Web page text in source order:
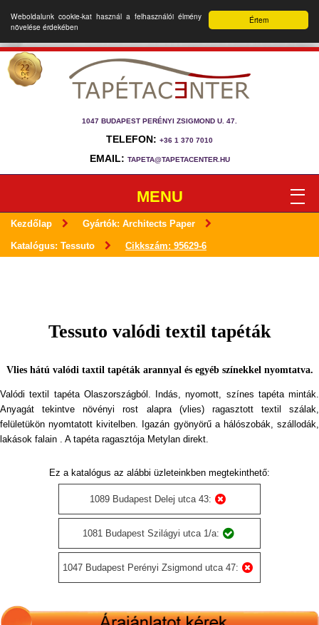
Értem
Weboldalunk cookie-kat használ a felhasználói élmény
növelése érdekében
1047 BUDAPEST PERÉNYI ZSIGMOND U. 47.
TELEFON: +36 1 370 7010
EMAIL: TAPETA@TAPETACENTER.HU
MENU
Kezdőlap Gyártók: Architects Paper
Katalógus: Tessuto Cikkszám: 95629-6
Tessuto valódi textil tapéták
Vlies hátú valódi taxtil tapéták arannyal és egyéb színekkel nyomtatva.
Valódi textil tapéta Olaszországból. Indás, nyomott, színes tapéta minták.
Anyagát tekintve növényi rost alapra (vlies) ragasztott textil szálak,
felületükön nyomtatott kivitelben. Igazán gyönyörű a hálószobák, szállodák,
lakások falain . A tapéta ragasztója Metylan direkt.
Ez a katalógus az alábbi üzleteinkben megtekinthető:
1089 Budapest Delej utca 43:
1081 Budapest Szilágyi utca 1/a:
1047 Budapest Perényi Zsigmond utca 47: